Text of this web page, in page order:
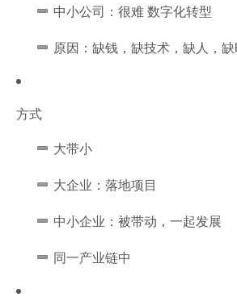
中小公司：很难 数字化转型
原因：缺钱，缺技术，缺人，
方式
大带小
大企业：落地项目
中小企业：被带动，一起发展
同一产业链中